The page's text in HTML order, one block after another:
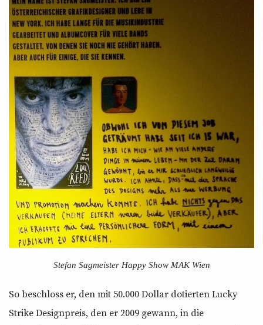
Stefan Sagmeister Happy Show MAK Wien
So beschloss er, den mit 50.000 Dollar dotierten Lucky
Strike Designpreis, den er 2009 gewann, in die